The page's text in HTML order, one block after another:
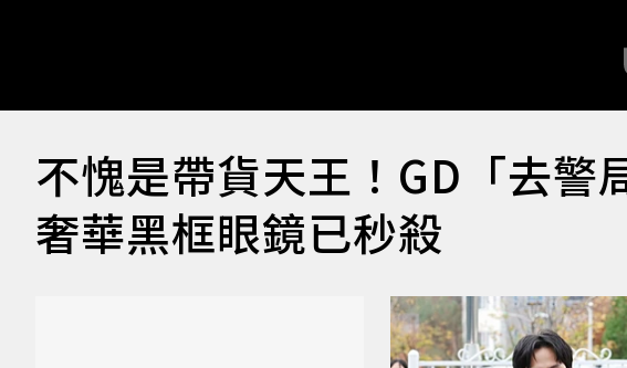
不愧是帶貨天王！GD「去警
奢華黑框眼鏡已秒殺